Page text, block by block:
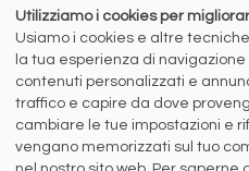
ABBONAMENTI
NEWSLETTER
Capitale Sociale: 190.000€ interamente
Registro delle Imprese di Brescia
Codice Fiscale e Partita I.V.A.:
R.E.A. n. 419331
www.siderweb.com: Autorizzazione del
marzo 2004, Iscrizione al R.O.C. n. 26116.
Utilizziamo i cookies per
Usiamo i cookies e altre
la tua esperienza di
contenuti personalizzati e
traffico e capire da dove
cambiare le tue impostazioni e
vengano memorizzati sul tuo